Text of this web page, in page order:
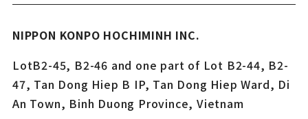
NIPPON KONPO HOCHIMINH INC.
LotB2-45, B2-46 and one part of Lot B2-44, B2-
47, Tan Dong Hiep B IP, Tan Dong Hiep Ward, Di
An Town, Binh Duong Province, Vietnam